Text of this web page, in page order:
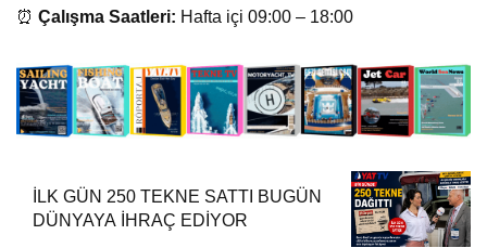
⏰ Çalışma Saatleri: Hafta içi 09:00 – 18:00
İLK GÜN 250 TEKNE SATTI BUGÜN
DÜNYAYA İHRAÇ EDİYOR